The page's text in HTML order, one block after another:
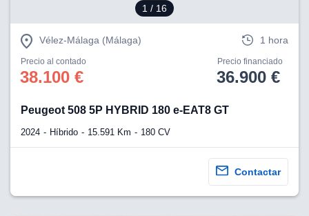
1 / 16
Vélez-Málaga (Málaga) 1 hora
Precio al contado
38.100 €
Precio financiado
36.900 €
Peugeot 508 5P HYBRID 180 e-EAT8 GT
2024 Híbrido 15.591 Km 180 CV
Contactar